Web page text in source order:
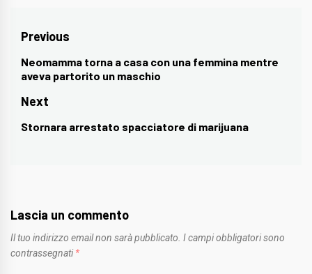
Navigazione
articoli
Previous
Previous
post:
Neomamma torna a casa con una femmina mentre
aveva partorito un maschio
Next
Next
Stornara arrestato spacciatore di marijuana
Lascia un commento
Il tuo indirizzo email non sarà pubblicato. I campi obbligatori sono
contrassegnati *